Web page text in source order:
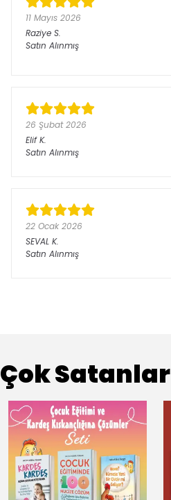
11 Mayıs 2026
Raziye S.
Satın Alınmış
26 Şubat 2026
Elif K.
Satın Alınmış
22 Ocak 2026
SEVAL K.
Satın Alınmış
Çok Satanlar